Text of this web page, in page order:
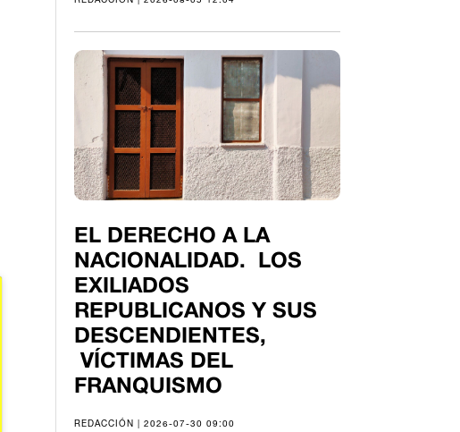
EL DERECHO A LA
NACIONALIDAD. LOS
EXILIADOS
REPUBLICANOS Y SUS
DESCENDIENTES,
VÍCTIMAS DEL
FRANQUISMO
REDACCIÓN | 2026-07-30 09:00